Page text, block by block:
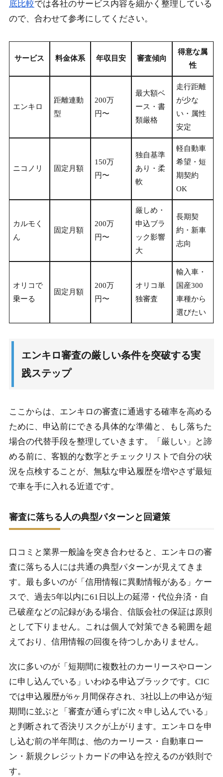
底比較では各社のサービス内容を細かく整理している
ので、合わせて参考にしてください。
サービス 料金体系 年収目安 審査傾向
得意な属
性
エンキロ
距離連動
型
200万
円〜
最大額ベ
ース・書
類厳格
走行距離
が少な
い・属性
安定
ニコノリ 固定月額
150万
円〜
独自基準
あり・柔
軟
軽自動車
希望・短
期契約
OK
カルモく
ん
固定月額
200万
円〜
厳しめ・
申込ブラ
ック影響
大
長期契
約・新車
志向
オリコで
乗ーる
固定月額
200万
円〜
オリコ単
独審査
輸入車・
国産300
車種から
選びたい
エンキロ審査の厳しい条件を突破する実
践ステップ
ここからは、エンキロの審査に通過する確率を高める
ために、申込前にできる具体的な準備と、もし落ちた
場合の代替手段を整理していきます。「厳しい」と諦
める前に、客観的な数字とチェックリストで自分の状
況を点検することが、無駄な申込履歴を増やさず最短
で車を手に入れる近道です。
審査に落ちる人の典型パターンと回避策
口コミと業界一般論を突き合わせると、エンキロの審
査に落ちる人には共通の典型パターンが見えてきま
す。最も多いのが「信用情報に異動情報がある」ケー
スで、過去5年以内に61日以上の延滞・代位弁済・自
己破産などの記録がある場合、信販会社の保証は原則
として下りません。これは個人で対策できる範囲を超
えており、信用情報の回復を待つしかありません。
次に多いのが「短期間に複数社のカーリースやローン
に申し込んでいる」いわゆる申込ブラックです。CIC
では申込履歴が6ヶ月間保存され、3社以上の申込が短
期間に並ぶと「審査が通らずに次々申し込んでいる」
と判断されて否決リスクが上がります。エンキロを申
し込む前の半年間は、他のカーリース・自動車ロー
ン・新規クレジットカードの申込を控えるのが鉄則で
す。